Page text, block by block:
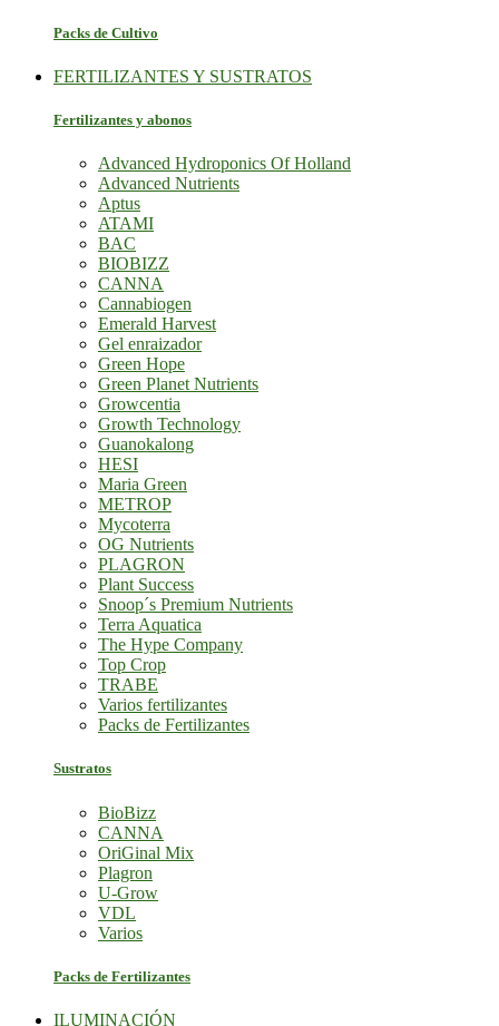
Packs de Cultivo
FERTILIZANTES Y SUSTRATOS
Fertilizantes y abonos
Advanced Hydroponics Of Holland
Advanced Nutrients
Aptus
ATAMI
BAC
BIOBIZZ
CANNA
Cannabiogen
Emerald Harvest
Gel enraizador
Green Hope
Green Planet Nutrients
Growcentia
Growth Technology
Guanokalong
HESI
Maria Green
METROP
Mycoterra
OG Nutrients
PLAGRON
Plant Success
Snoop´s Premium Nutrients
Terra Aquatica
The Hype Company
Top Crop
TRABE
Varios fertilizantes
Packs de Fertilizantes
Sustratos
BioBizz
CANNA
OriGinal Mix
Plagron
U-Grow
VDL
Varios
Packs de Fertilizantes
ILUMINACIÓN